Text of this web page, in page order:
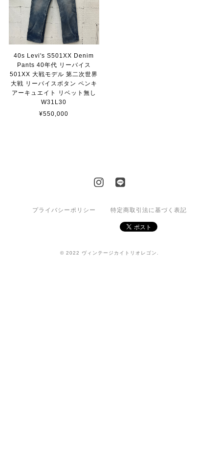
40s Levi's S501XX Denim
Pants 40年代 リーバイス
501XX 大戦モデル 第二次世界
大戦 リーバイスボタン ペンキ
アーキュエイト リベット無し
W31L30
¥550,000
プライバシーポリシー 特定商取引法に基づく表記
© 2022 ヴィンテージカイトリオレゴン.